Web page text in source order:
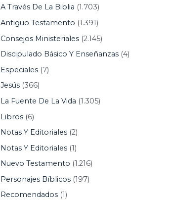
A Través De La Biblia (1.703)
Antiguo Testamento (1.391)
Consejos Ministeriales(2.145)
Discipulado Básico Y Enseñanzas(4)
Especiales(7)
Jesús(366)
La Fuente De La Vida (1.305)
Libros(6)
Notas Y Editoriales(2)
Notas Y Editoriales(1)
Nuevo Testamento (1.216)
Personajes Bíblicos(197)
Recomendados(1)